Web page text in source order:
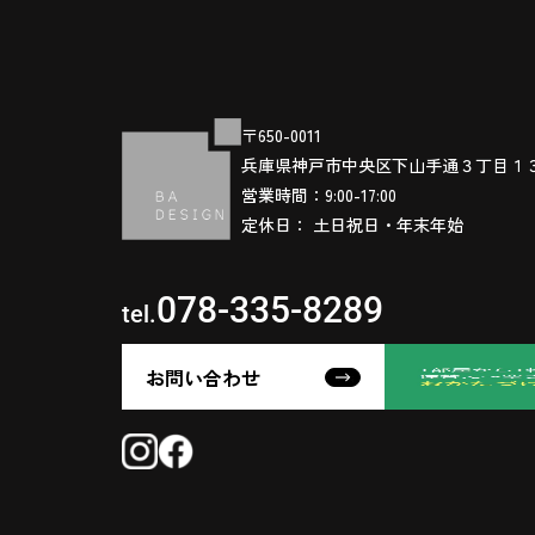
〒650-0011
兵庫県神戸市中央区下山手通３丁目１
営業時間：9:00-17:00
定休日： 土日祝日・年末年始
tel.078-335-8289
お問い合わせ